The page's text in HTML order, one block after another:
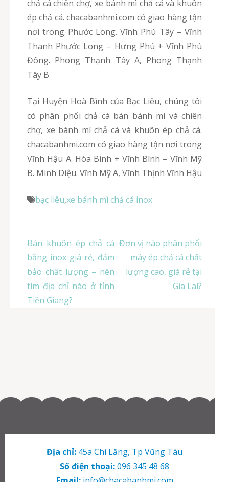
chả cá chiên chợ, xe bánh mì chả cá và khuôn
ép chả cá. chacabanhmi.com có giao hàng tận
nơi trong Phước Long. Vĩnh Phú Tây – Vĩnh
Thanh Phước Long – Hưng Phú + Vĩnh Phú
Đông. Phong Thạnh Tây A, Phong Thạnh
Tây B
Tại Huyện Hoà Bình của Bạc Liêu, chúng tôi
có phân phối chả cá bán bánh mì và chiên
chợ, xe bánh mì chả cá và khuôn ép chả cá.
chacabanhmi.com có giao hàng tận nơi trong
Vĩnh Hậu A. Hòa Bình + Vĩnh Bình – Vĩnh Mỹ
B. Minh Diệu. Vĩnh Mỹ A, Vĩnh Thịnh Vĩnh Hậu
bạc liêu,xe bánh mì chả cá inox
Điều
hướng
bài
viết
Bán khuôn ép chả cá
bằng inox giá rẻ, đảm
bảo chất lượng – nên
tìm địa chỉ nào ở tỉnh
Tiền Giang?
Đơn vị nào phân phối
máy ép chả cá chất
lượng cao, giá rẻ tại
Gia Lai?
Địa chỉ: 45a Chi Lăng, Tp Vũng Tàu
Số điện thoại:096 345 48 68